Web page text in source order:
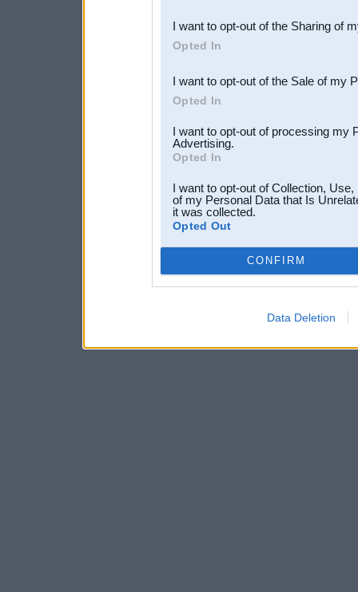
Downstream Participants
third parties.
I want to opt-out of the Sharing of
Opted In
I want to opt-out of the Sale of my
Opted In
I want to opt-out of processing my
Advertising.
Opted In
I want to opt-out of Collection,
of my Personal Data that Is
it was collected.
Opted Out
CONFIRM
Data Deletion